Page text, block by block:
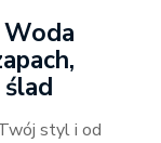
styl i od